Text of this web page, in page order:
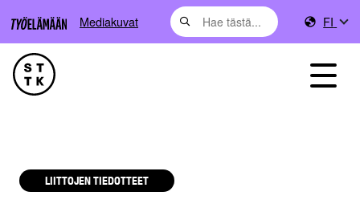
Mediakuvat FI
LIITTOJEN TIEDOTTEET